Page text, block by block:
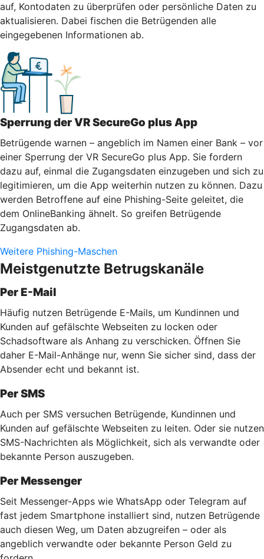
auf, Kontodaten zu überprüfen oder persönliche Daten zu
aktualisieren. Dabei fischen die Betrügenden alle
eingegebenen Informationen ab.
Sperrung der VR SecureGo plus App
Betrügende warnen – angeblich im Namen einer Bank – vor
einer Sperrung der VR SecureGo plus App. Sie fordern
dazu auf, einmal die Zugangsdaten einzugeben und sich zu
legitimieren, um die App weiterhin nutzen zu können. Dazu
werden Betroffene auf eine Phishing-Seite geleitet, die
dem OnlineBanking ähnelt. So greifen Betrügende
Zugangsdaten ab.
Weitere Phishing-Maschen
Meistgenutzte Betrugskanäle
Per E-Mail
Häufig nutzen Betrügende E-Mails, um Kundinnen und
Kunden auf gefälschte Webseiten zu locken oder
Schadsoftware als Anhang zu verschicken. Öffnen Sie
daher E-Mail-Anhänge nur, wenn Sie sicher sind, dass der
Absender echt und bekannt ist.
Per SMS
Auch per SMS versuchen Betrügende, Kundinnen und
Kunden auf gefälschte Webseiten zu leiten. Oder sie nutzen
SMS-Nachrichten als Möglichkeit, sich als verwandte oder
bekannte Person auszugeben.
Per Messenger
Seit Messenger-Apps wie WhatsApp oder Telegram auf
fast jedem Smartphone installiert sind, nutzen Betrügende
auch diesen Weg, um Daten abzugreifen – oder als
angeblich verwandte oder bekannte Person Geld zu